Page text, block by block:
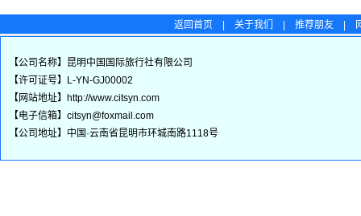
返回首页 关于我们 推荐朋友
【公司名称】昆明中国国际旅行社有限公司
【许可证号】L-YN-GJ00002
【网站地址】http://www.citsyn.com
【电子信箱】citsyn@foxmail.com
【公司地址】中国·云南省昆明市环城南路1118号